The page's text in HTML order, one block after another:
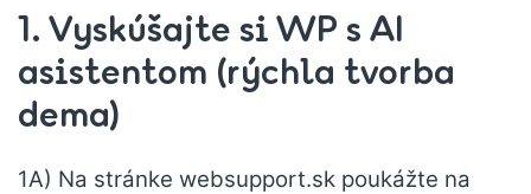
1. Vyskúšajte si WP s AI
asistentom (rýchla tvorba
dema)
1A) Na stránke websupport.sk poukážte na